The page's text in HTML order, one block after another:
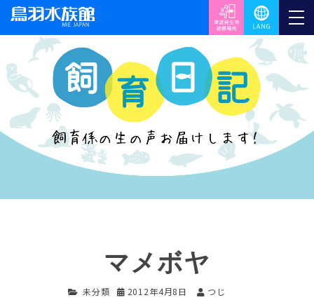
マメボヤ
未分類 2012年4月8日 つじ